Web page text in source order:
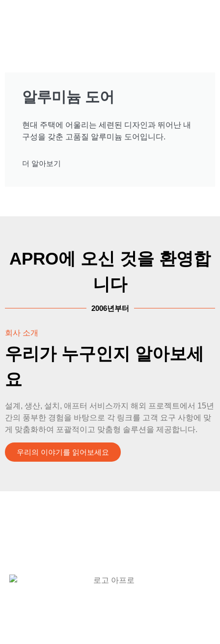
알루미늄 도어
현대 주택에 어울리는 세련된 디자인과 뛰어난 내
구성을 갖춘 고품질 알루미늄 도어입니다.
더 알아보기
APRO에 오신 것을 환영합
니다
2006년부터
회사 소개
우리가 누구인지 알아보세
요
설계, 생산, 설치, 애프터 서비스까지 해외 프로젝트에서 15년
간의 풍부한 경험을 바탕으로 각 링크를 고객 요구 사항에 맞
게 맞춤화하여 포괄적이고 맞춤형 솔루션을 제공합니다.
우리의 이야기를 읽어보세요